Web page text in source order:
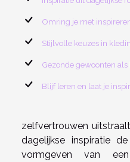
Omring je met
Stijlvolle keuzes in
Gezonde gewoonten als
Blijf leren en laat je
zelfvertrouwen
dagelijkse inspiratie
vormgeven van